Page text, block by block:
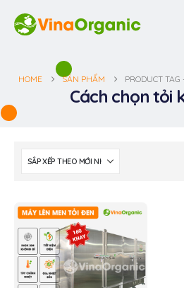
HOME SẢN PHẨM PRODUCT TAG
Cách chọn tỏi